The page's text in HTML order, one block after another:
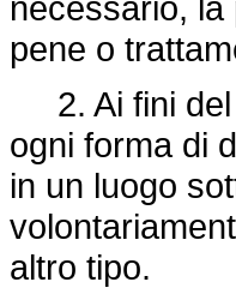
pene o
2. Ai fini del
ogni forma di
in un luogo
altro tipo.